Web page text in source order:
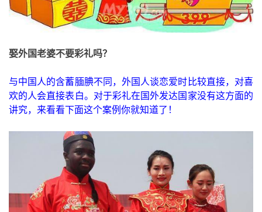
娶外国老婆不要彩礼吗？
与中国人的含蓄腼腆不同，外国人谈恋爱时比较直接，对喜
欢的人会直接表白。对于彩礼在国外发达国家没有这方面的
讲究，来看看下面这个案例你就知道了！